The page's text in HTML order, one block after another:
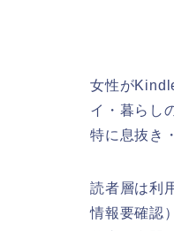
女性が
イ・暮らし
特に息抜き
読者層は利
情報要確認